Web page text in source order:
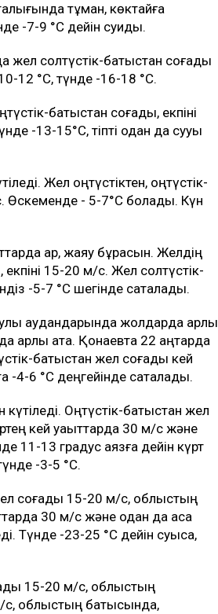
тұман, көктайғақ
-7-9 °C дейін суиды.
жел солтүстік-батыстан соғады
12 °C, түнде -16-18 °C.
батыстан соғады, екпіні
-13-15°C, тіпті одан да сууы
Жел оңтүстіктен, оңтүстік-
Өскеменде - 5-7°C болады. Күн
қар, жаяу бұрқасын. Желдің
15-20 м/с. Жел солтүстік-
-5-7 °C шегінде сақталады.
аудандарында жолдарда қарлы
қарлы қатқақ. Қонаевта 22 қаңтарда
батыстан жел соғады кей
-4-6 °C деңгейінде сақталады.
күтіледі. Оңтүстік-батыстан жел
кей уақыттарда 30 м/с және
11-13 градус аязға дейін күрт
-3-5 °C.
соғады 15-20 м/с, облыстың
30 м/с және одан да аса
Түнде -23-25 °C дейін суыса,
15-20 м/с, облыстың
с, облыстың батысында,